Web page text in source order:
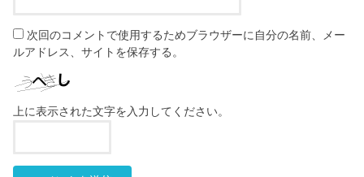
次回のコメントで使用するためブラウザーに自分の名前、メー
ルアドレス、サイトを保存する。
上に表示された文字を入力してください。